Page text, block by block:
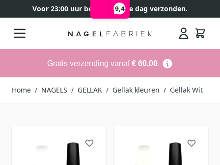
9,4
Voor 23:00 uur besteld, zelfde dag verzonden.
Gratis verzending vanaf€ 60,00.
Home / NAGELS / GELLAK / Gellak kleuren / Gellak Wit